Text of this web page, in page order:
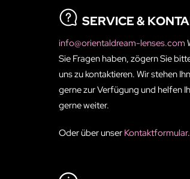
SERVICE &
info@orientaldream-lenses.com
Sie Fragen haben, zögern Sie
uns zu kontaktieren. Wir stehen
gerne zur Verfügung und helfen
gerne weiter.
Oder über unserKontaktformular.